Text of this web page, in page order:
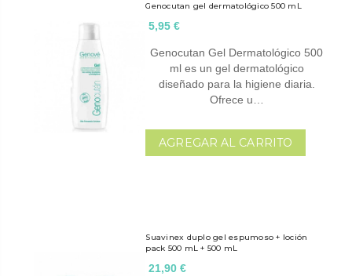
Genocutan gel dermatológico 500 mL
5,95 €
Genocutan Gel Dermatológico 500
ml es un gel dermatológico
diseñado para la higiene diaria.
Ofrece u…
AGREGAR AL CARRITO
Suavinex duplo gel espumoso + loción
pack 500 mL + 500 mL
21,90 €